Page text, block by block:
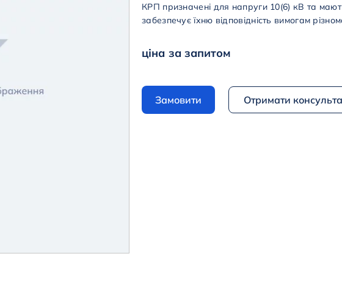
КРП призначені для напруги 10(6) кВ та
забезпечує їхню відповідність вимогам
ціна за запитом
Замовити Отримати